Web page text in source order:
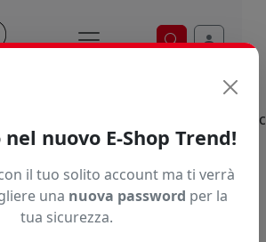
Ricerca veloce
/ ... / Supporti Ad Adesione
elettrostatica per
UV e Latex
in bobina. Ideali per vetri,
nuovo E-Shop Trend!
il tuo solito account ma ti verrà
una nuova password per la
tua sicurezza.